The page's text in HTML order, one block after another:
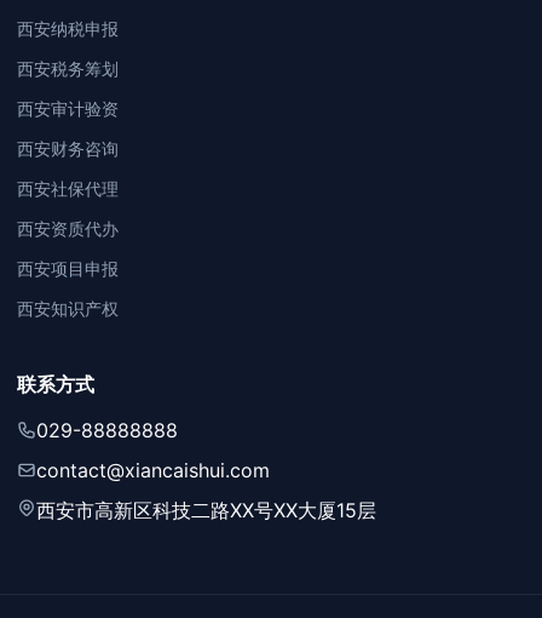
西安纳税申报
西安税务筹划
西安审计验资
西安财务咨询
西安社保代理
西安资质代办
西安项目申报
西安知识产权
联系方式
029-88888888
contact@xiancaishui.com
西安市高新区科技二路XX号XX大厦15层